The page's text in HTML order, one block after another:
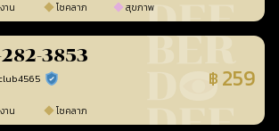
าน โชคลาภ สุขภาพ
3853
ร้านยืนยันแล้ว ฿ 259
าน โชคลาภ